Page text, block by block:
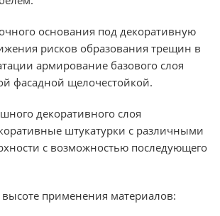
основания под декоративную
рисков образования трещин в
армирование базового слоя
фасадной щелочестойкой.
декоративного слоя
штукатурки с различными
с возможностью последующего
применения материалов: